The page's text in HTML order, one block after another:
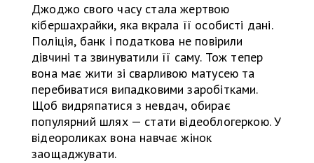
Джоджо свого часу стала жертвою
кібершахрайки, яка вкрала її особисті дані.
Поліція, банк і податкова не повірили
дівчині та звинуватили її саму. Тож тепер
вона має жити зі сварливою матусею та
перебиватися випадковими заробітками.
Щоб видряпатися з невдач, обирає
популярний шлях — стати відеоблогеркою. У
відеороликах вона навчає жінок
заощаджувати.